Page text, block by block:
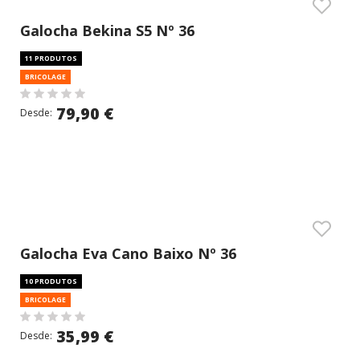
Galocha Bekina S5 Nº 36
11 PRODUTOS
BRICOLAGE
Desde: 79,90 €
Galocha Eva Cano Baixo Nº 36
10 PRODUTOS
BRICOLAGE
Desde: 35,99 €